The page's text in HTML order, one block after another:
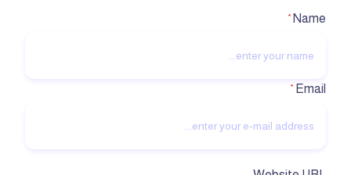
Name
*
Email
*